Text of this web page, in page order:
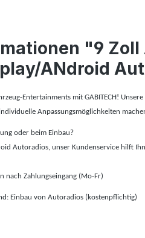
"9 Zoll
ANdroid
Entertainments mit GABITECH!
Anpassungsmöglichkeiten
oder beim Einbau?
Autoradios, unser Kundenservice hilft
nach Zahlungseingang (Mo-Fr)
Einbau von Autoradios (kostenpflichtig)